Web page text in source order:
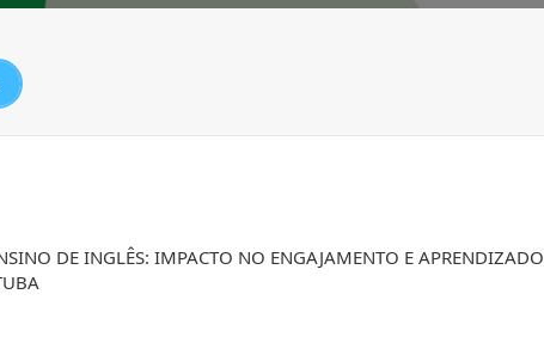
DE INGLÊS: IMPACTO NO ENGAJAMENTO E APRENDIZADO